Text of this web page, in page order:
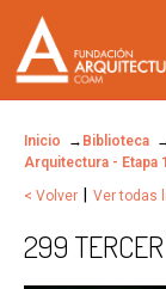
Inicio Biblioteca
Arquitectura - Etapa
< Volver | Ver todas
299